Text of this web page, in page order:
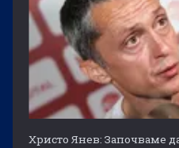
Христо Янев: Започваме